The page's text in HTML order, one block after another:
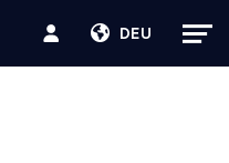
DEU